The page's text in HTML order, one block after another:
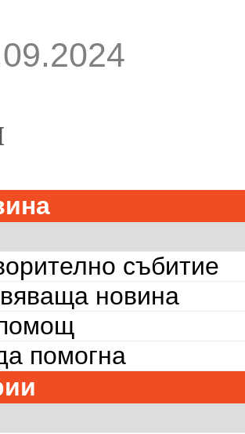
събитие
новина
помогна